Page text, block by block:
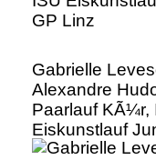
Gabrielle
Alexandre
Paarlauf KÃ¼r,
Eiskunstlauf
Linz